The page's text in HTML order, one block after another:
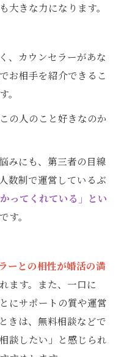
大きな力になります。
、カウンセラーがあな
お相手を紹介できるこ
。
の人のこと好きなのか
みにも、第三者の目線
数制で運営しているぶ
ってくれている」とい
す。
ーとの相性が婚活の満
ます。また、一口に
にサポートの質や運営
きは、無料相談などで
談したい」と感じられ